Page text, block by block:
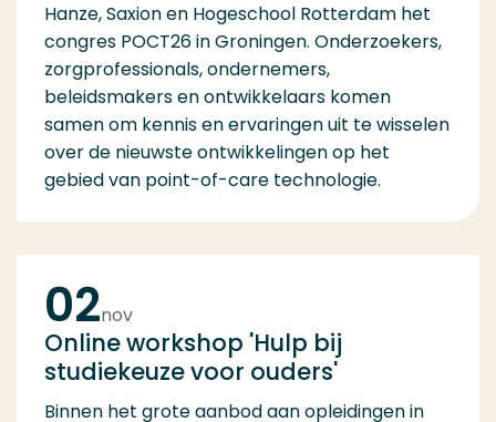
Hanze, Saxion en Hogeschool Rotterdam het
congres POCT26 in Groningen. Onderzoekers,
zorgprofessionals, ondernemers,
beleidsmakers en ontwikkelaars komen
samen om kennis en ervaringen uit te wisselen
over de nieuwste ontwikkelingen op het
gebied van point-of-care technologie.
Online workshop 'Hulp bij
studiekeuze voor ouders'
Binnen het grote aanbod aan opleidingen in
02nov